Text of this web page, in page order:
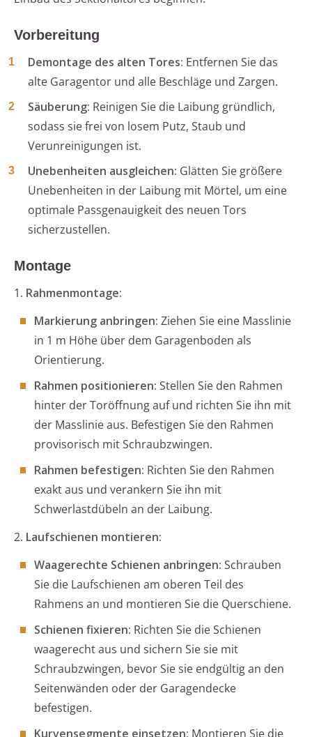
Vorbereitung
Demontage des alten Tores: Entfernen Sie das
alte Garagentor und alle Beschläge und Zargen.
Säuberung: Reinigen Sie die Laibung gründlich,
sodass sie frei von losem Putz, Staub und
Verunreinigungen ist.
Unebenheiten ausgleichen: Glätten Sie größere
Unebenheiten in der Laibung mit Mörtel, um eine
optimale Passgenauigkeit des neuen Tors
sicherzustellen.
Montage
1. Rahmenmontage:
Markierung anbringen: Ziehen Sie eine Masslinie
in 1 m Höhe über dem Garagenboden als
Orientierung.
Rahmen positionieren: Stellen Sie den Rahmen
hinter der Toröffnung auf und richten Sie ihn mit
der Masslinie aus. Befestigen Sie den Rahmen
provisorisch mit Schraubzwingen.
Rahmen befestigen: Richten Sie den Rahmen
exakt aus und verankern Sie ihn mit
Schwerlastdübeln an der Laibung.
2. Laufschienen montieren:
Waagerechte Schienen anbringen: Schrauben
Sie die Laufschienen am oberen Teil des
Rahmens an und montieren Sie die Querschiene.
Schienen fixieren: Richten Sie die Schienen
waagerecht aus und sichern Sie sie mit
Schraubzwingen, bevor Sie sie endgültig an den
Seitenwänden oder der Garagendecke
befestigen.
Kurvensegmente einsetzen: Montieren Sie die